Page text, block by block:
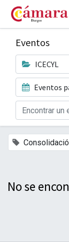
Eventos
ICECYL
Eventos
No se